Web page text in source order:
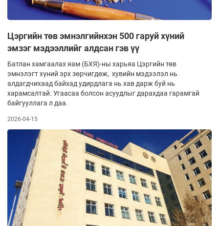
Цэргийн төв эмнэлгийнхэн 500 гаруй хүний
эмзэг мэдээллийг алдсан гэв үү
Батлан хамгаалах яам (БХЯ)-ны харьяа Цэргийн төв
эмнэлэгт хүний эрх зөрчигдөж, хувийн мэдээлэл нь
алдагдчихаад байхад удирдлага нь хав дарж буй нь
харамсалтай. Угаасаа болсон асуудлыг дарахдаа гарамгай
байгууллага л даа.
2026-04-15